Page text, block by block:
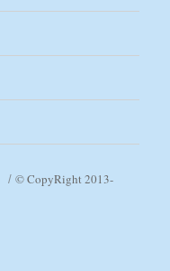
© CopyRight 2013-